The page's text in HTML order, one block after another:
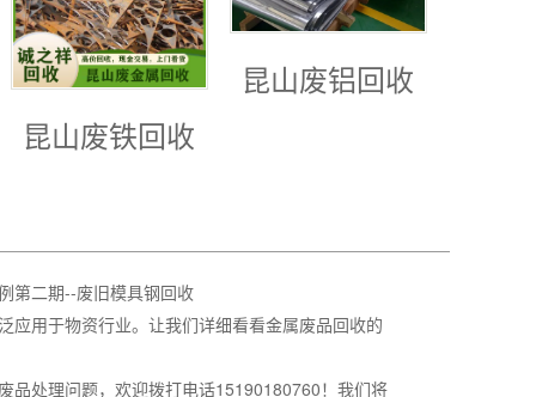
昆山废铁回收
昆山废铝回收
第二期--废旧模具钢回收
应用于物资行业。让我们详细看看金属废品回收的
品处理问题，欢迎拨打电话15190180760！我们将